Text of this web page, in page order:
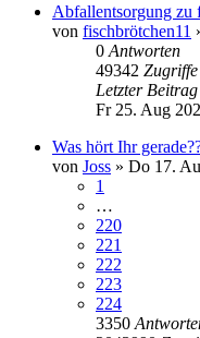
Abfallentsorgung zu
von fischbrötchen11
0 Antworten
49342 Zugriffe
Letzter Beitrag
Fr 25. Aug
Was hört Ihr
von Joss » Do 17.
1
…
220
221
222
223
224
3350